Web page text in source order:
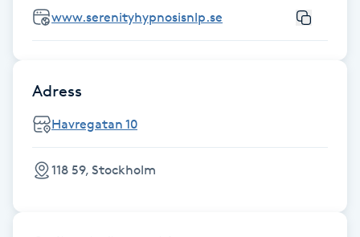
Föning
G
Gelenaglar
www.serenityhypnosisnlp.se
Adress
Havregatan 10
118 59, Stockholm